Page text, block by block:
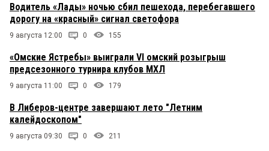
Водитель «Лады» ночью сбил пешехода, перебегавшего
дорогу на «красный» сигнал светофора
9 августа 12:00 0 155
«Омские Ястребы» выиграли VI омский розыгрыш
предсезонного турнира клубов МХЛ
9 августа 11:00 0 179
В Либеров-центре завершают лето "Летним
калейдоскопом"
9 августа 09:30 0 211